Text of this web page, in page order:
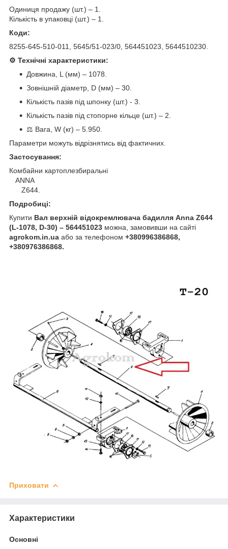
Одиниця продажу (шт.) – 1.
Кількість в упаковці (шт.) – 1.
Коди:
8255-645-510-011, 5645/51-023/0, 564451023, 5644510230.
⚙️ Технічні характеристики:
Довжина, L (мм) – 1078.
Зовнішній діаметр, D (мм) – 30.
Кількість пазів під шпонку (шт.) - 3.
Кількість пазів під стопорне кільце (шт.) – 2.
⚖️ Вага, W (кг) – 5.950.
Параметри можуть відрізнятись від фактичних.
Застосування:
Комбайни картоплезбиральні
ANNA
Z644.
Подробиці:
Купити Вал верхній відокремлювача бадилля Anna Z644
(L-1078, D-30) – 564451023 можна, замовивши на сайті
agrokom.in.ua або за телефоном +380996386868,
+380976386868.
Приховати
Характеристики
Основні